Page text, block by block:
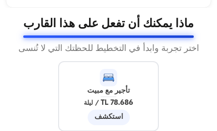
ماذا يمكنك أن تفعل على هذا القارب
اختر تجربة وابدأ في التخطيط للحظتك التي لا تُنسى
تأجير مع مبيت
78.686 TL
/ ليلة
استكشف